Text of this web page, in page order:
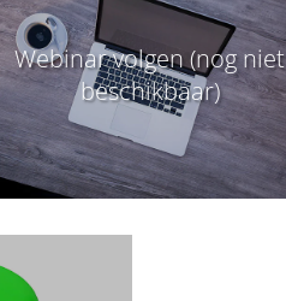
Webinar volgen (nog niet
beschikbaar)